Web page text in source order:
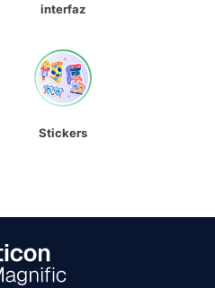
interfaz
Stickers